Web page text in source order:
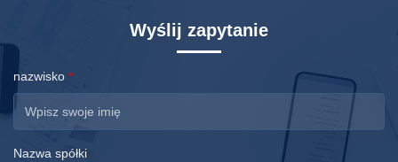
Wyślij zapytanie
nazwisko *
Nazwa spółki